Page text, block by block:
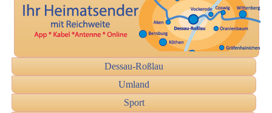
Dessau-Roßlau
Umland
Sport